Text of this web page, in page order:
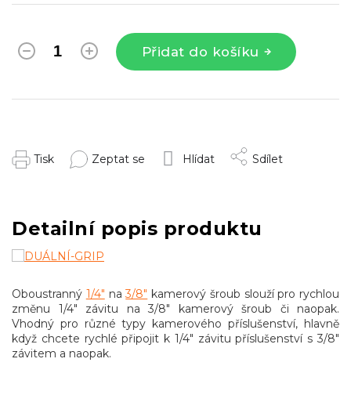
Přidat do košíku
Tisk Zeptat se Hlídat Sdílet
Detailní popis produktu
Oboustranný 1/4" na3/8" kamerový šroub slouží pro rychlou
změnu 1/4" závitu na 3/8" kamerový šroub či naopak.
Vhodný pro různé typy kamerového příslušenství, hlavně
když chcete rychlé připojit k 1/4" závitu příslušenství s 3/8"
závitem a naopak.